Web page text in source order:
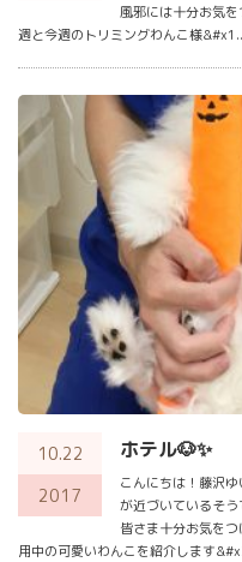
風邪には十分お気
週と今週のトリミングわんこ様
10.22
2017
ホテル🐶✨
こんにちは！藤沢
が近づいているそ
皆さま十分お気を
用中の可愛いわんこを紹介します